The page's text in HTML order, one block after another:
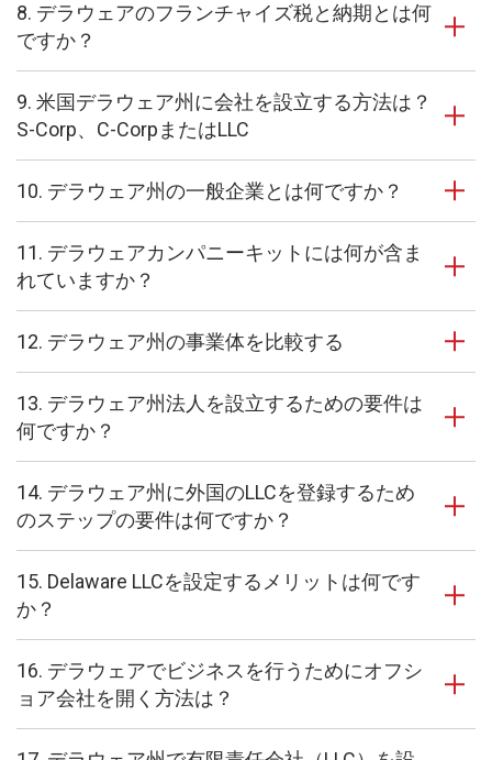
8. デラウェアのフランチャイズ税と納期とは何
ですか？
9. 米国デラウェア州に会社を設立する方法は？
S-Corp、C-CorpまたはLLC
10. デラウェア州の一般企業とは何ですか？
11. デラウェアカンパニーキットには何が含ま
れていますか？
12. デラウェア州の事業体を比較する
13. デラウェア州法人を設立するための要件は
何ですか？
14. デラウェア州に外国のLLCを登録するため
のステップの要件は何ですか？
15. Delaware LLCを設定するメリットは何です
か？
16. デラウェアでビジネスを行うためにオフシ
ョア会社を開く方法は？